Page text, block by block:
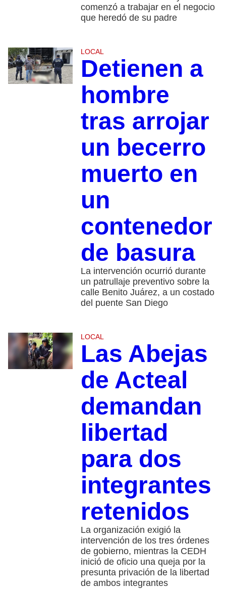
comenzó a trabajar en el negocio
que heredó de su padre
LOCAL
Detienen a
hombre
tras arrojar
un becerro
muerto en
un
contenedor
de basura
La intervención ocurrió durante
un patrullaje preventivo sobre la
calle Benito Juárez, a un costado
del puente San Diego
LOCAL
Las Abejas
de Acteal
demandan
libertad
para dos
integrantes
retenidos
La organización exigió la
intervención de los tres órdenes
de gobierno, mientras la CEDH
inició de oficio una queja por la
presunta privación de la libertad
de ambos integrantes